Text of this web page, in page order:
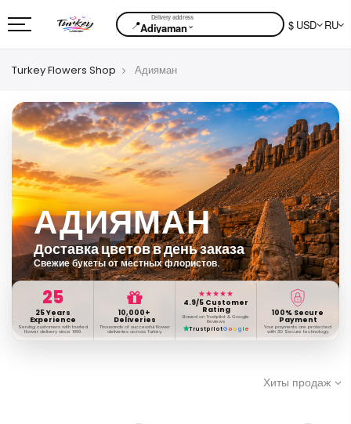
📍Adiyaman⌄ $ USD RU
Turkey Flowers Shop Адияман
АДИЯМАН
Доставка цветов в день заказа
Свежие букеты от местных флористов.
25
25 Years
Experience
Serving customers with trusted
flower delivery since 1999.
10,000+
Deliveries
Thousands of successful flower
deliveries across Turkey.
★★★★★
4.9/5 Customer
Rating
Based on Trustpilot & Google
Reviews
TrustpilotG o o g l e
100% Secure
Payment
Your payments are protected
with 3D Secure technology.
Хиты продаж